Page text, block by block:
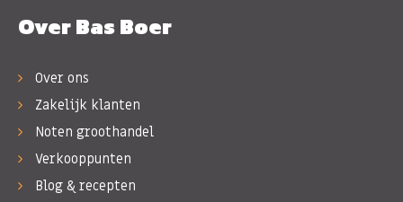
Over Bas Boer
Over ons
Zakelijk klanten
Noten groothandel
Verkooppunten
Blog & recepten